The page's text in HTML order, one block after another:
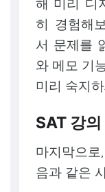
해 미리 디
히 경험해
서 문제를
와 메모 기
미리 숙지
SAT 강
마지막으
음과 같은